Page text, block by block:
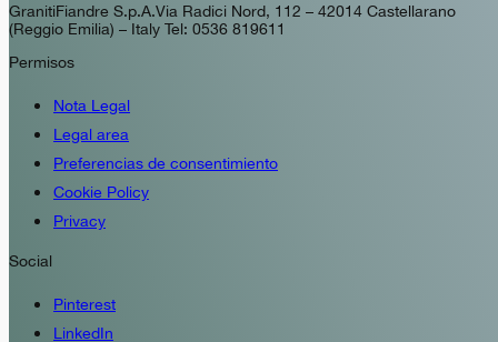
GranitiFiandre S.p.A. Via Radici Nord, 112 – 42014 Castellarano
(Reggio Emilia) – Italy Tel: 0536 819611
Permisos
Nota Legal
Legal area
Preferencias de consentimiento
Cookie Policy
Privacy
Social
Pinterest
LinkedIn